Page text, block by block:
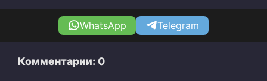
WhatsApp Telegram
Комментарии: 0